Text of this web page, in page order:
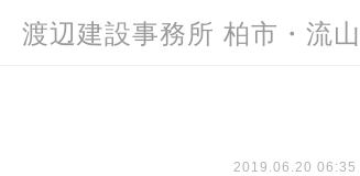
渡辺建設事務所 柏市・流
2019.06.20 06:35